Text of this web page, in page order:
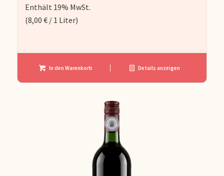
Enthält 19% MwSt.
(8,00 €/ 1 Liter)
In den Warenkorb Details anzeigen